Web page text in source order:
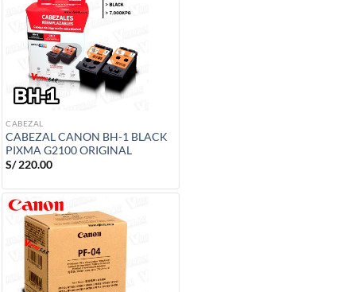
CABEZAL
CABEZAL CANON BH-1 BLACK
PIXMA G2100 ORIGINAL
S/220.00